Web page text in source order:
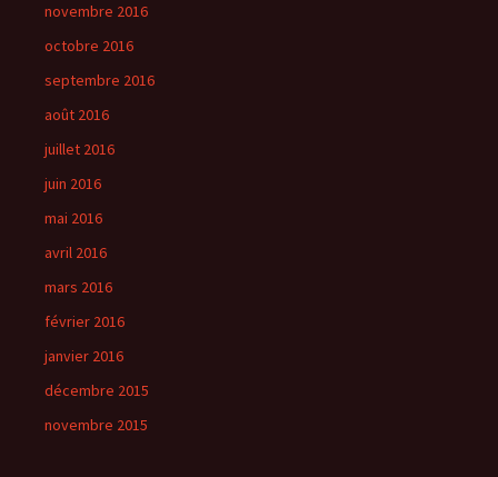
novembre 2016
octobre 2016
septembre 2016
août 2016
juillet 2016
juin 2016
mai 2016
avril 2016
mars 2016
février 2016
janvier 2016
décembre 2015
novembre 2015